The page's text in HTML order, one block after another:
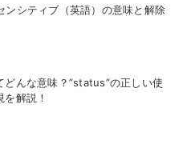
シティブ（英語）の意味と解除
どんな意味？”status”の正しい使
解説！